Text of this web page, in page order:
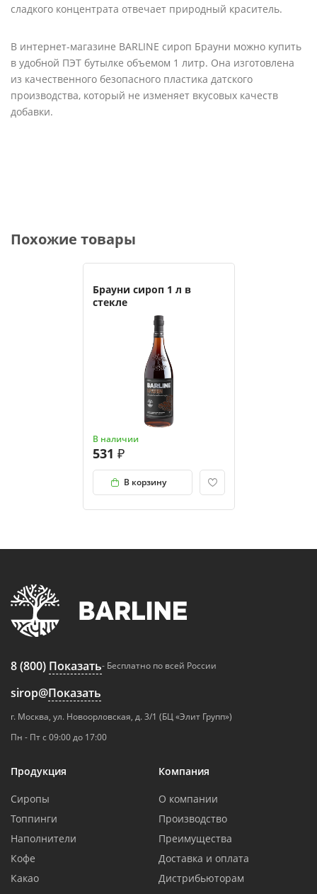
сладкого концентрата отвечает природный краситель.
В интернет-магазине BARLINE сироп Брауни можно купить
в удобной ПЭТ бутылке объемом 1 литр. Она изготовлена
из качественного безопасного пластика датского
производства, который не изменяет вкусовых качеств
добавки.
Похожие товары
Брауни сироп 1 л в
стекле
В наличии
531
В корзину
8 (800) Показать- Бесплатно по всей России
sirop@Показать
г. Москва, ул. Новоорловская, д. 3/1 (БЦ «Элит Групп»)
Пн - Пт с 09:00 до 17:00
Продукция
Сиропы
Топпинги
Наполнители
Кофе
Какао
Компания
О компании
Производство
Преимущества
Доставка и оплата
Дистрибьюторам